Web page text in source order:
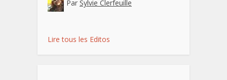
Par Sylvie Clerfeuille
Lire tous les Editos